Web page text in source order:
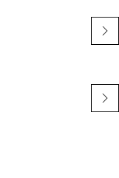
適応可能で、古い機
されています